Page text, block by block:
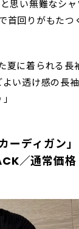
思い無難なシ
首回りがもたつ
夏に着られる長
い透け感の長
ーディガン
／通常価格